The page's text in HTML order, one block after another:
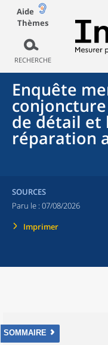
Aide
Thèmes
RECHERCHE
Enquête
de détail et
réparation
SOURCES
Paru le : 07/08/2026
Imprimer
SOMMAIRE